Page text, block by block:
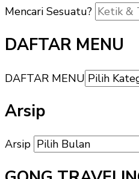
Mencari Sesuatu?
DAFTAR MENU
DAFTAR MENU
Arsip
Arsip